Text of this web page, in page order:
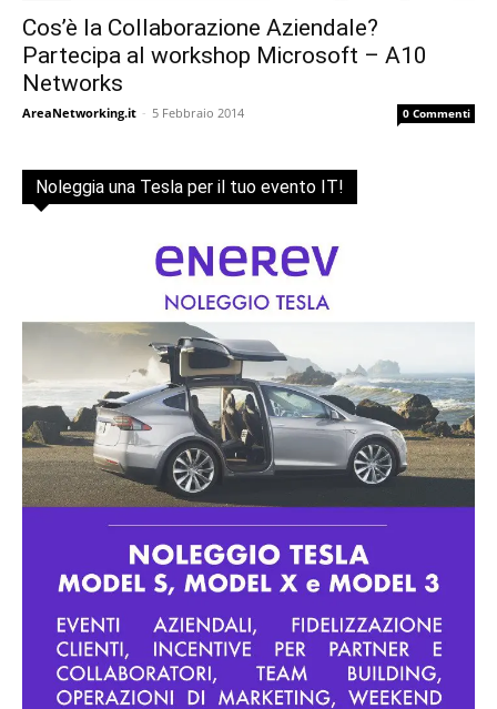
Cos’è la Collaborazione Aziendale?
Partecipa al workshop Microsoft – A10
Networks
AreaNetworking.it - 5 Febbraio 2014 0 Commenti
Noleggia una Tesla per il tuo evento IT!